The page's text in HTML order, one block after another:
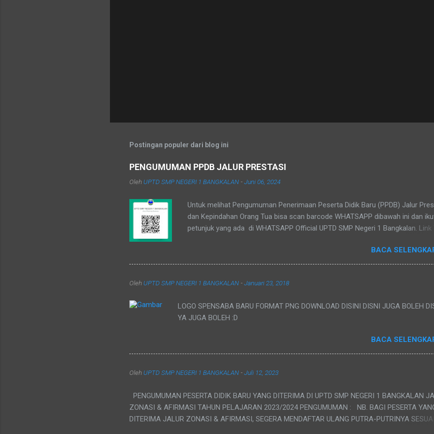
Postingan populer dari blog ini
PENGUMUMAN PPDB JALUR PRESTASI
Oleh UPTD SMP NEGERI 1 BANGKALAN -Juni 06, 2024
Untuk melihat Pengumuman Penerimaan Peserta Didik Baru (PPDB) Jalur
dan Kepindahan Orang Tua bisa scan barcode WHATSAPP dibawah ini dan
petunjuk yang ada di WHATSAPP Official UPTD SMP Negeri 1 Bangkalan. Link
6 Juni 2024, Pukul 10.00. Dengan cara ketik "SPENSABA" Penambahan Pagu
Menjadi 11 Rombel Persyaratan dan Jadwal Ulang juga bisa dilihat di
BACA
Oleh UPTD SMP NEGERI 1 BANGKALAN -Januari 23, 2018
LOGO SPENSABA BARU FORMAT PNG DOWNLOAD DISINI DISNI JUGA BOLEH
YA JUGA BOLEH :D
BACA
Oleh UPTD SMP NEGERI 1 BANGKALAN -Juli 12, 2023
PENGUMUMAN PESERTA DIDIK BARU YANG DITERIMA DI UPTD SMP NEGERI 1 BANGKALAN
ZONASI & AFIRMASI TAHUN PELAJARAN 2023/2024 PENGUMUMAN : NB. BAGI PESERTA
DITERIMA JALUR ZONASI & AFIRMASI, SEGERA MENDAFTAR ULANG PUTRA-PUTRINYA